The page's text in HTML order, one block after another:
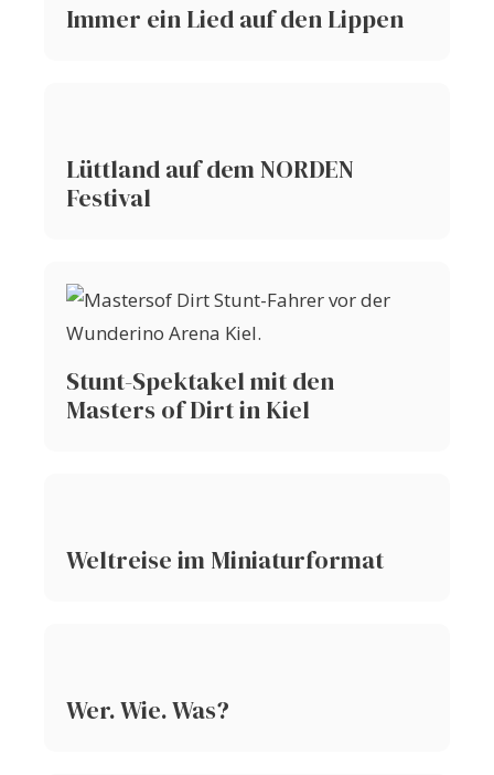
Immer ein Lied auf den Lippen
Lüttland auf dem NORDEN
Festival
Stunt-Spektakel mit den
Masters of Dirt in Kiel
Weltreise im Miniaturformat
Wer. Wie. Was?